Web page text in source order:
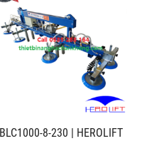
BLC1000-8-230 | HEROLIFT